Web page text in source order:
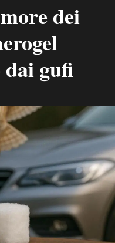
dei
dai gufi